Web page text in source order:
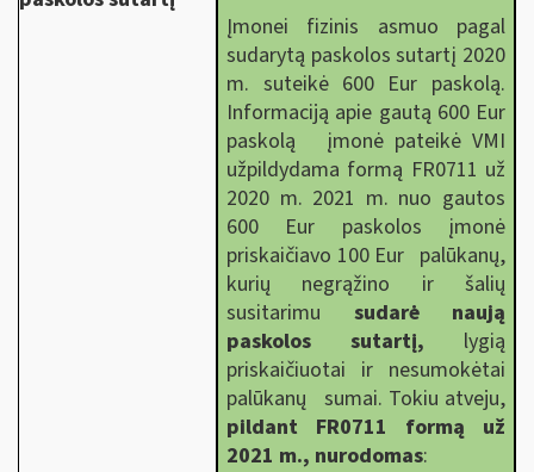
Įmonei fizinis asmuo pagal
sudarytą paskolos sutartį 2020
m. suteikė 600 Eur paskolą.
Informaciją apie gautą 600 Eur
paskolą įmonė pateikė VMI
užpildydama formą FR0711 už
2020 m. 2021 m. nuo gautos
600 Eur paskolos įmonė
priskaičiavo 100 Eur palūkanų,
kurių negrąžino ir šalių
susitarimu sudarė naują
paskolos sutartį, lygią
priskaičiuotai ir nesumokėtai
palūkanų sumai. Tokiu atveju,
pildant FR0711 formą už
2021 m., nurodomas: